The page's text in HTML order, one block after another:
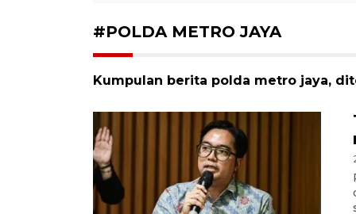
#POLDA METRO JAYA
Kumpulan berita polda metro jaya,